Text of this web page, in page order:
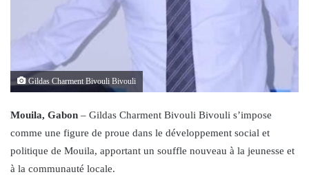
Gildas Charment Bivouli Bivouli
Mouila, Gabon – Gildas Charment Bivouli Bivouli s’impose
comme une figure de proue dans le développement social et
politique de Mouila, apportant un souffle nouveau à la jeunesse et
à la communauté locale.